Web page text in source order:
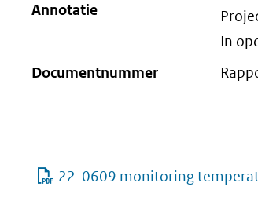
Annotatie
In
Documentnummer
22-0609 monitoring